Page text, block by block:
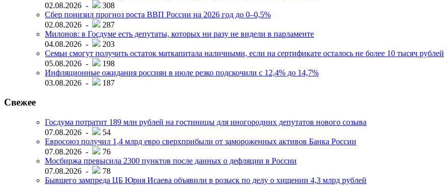
02.08.2026 -
308
Сбер понизил прогноз роста ВВП России на 2026 год до 0–0,5%
02.08.2026 -
287
Милонов: в Госдуме есть депутаты, которых ни разу не видели в парламенте
04.08.2026 -
203
Семьи смогут получить остаток маткапитала наличными, если на сертификате осталось не более 10 тысяч рублей
05.08.2026 -
198
Инфляционные ожидания россиян в июле резко подскочили с 12,4% до 14,7%
03.08.2026 -
187
Свежее
Госдума потратит 189 млн рублей на гостиницы для иногородних депутатов нового созыва
07.08.2026 -
54
Евросоюз получил 1,4 млрд евро сверхприбыли от замороженных активов Банка России
07.08.2026 -
76
Мосбиржа превысила 2300 пунктов после данных о дефляции в России
07.08.2026 -
78
Бывшего зампреда ЦБ Юрия Исаева объявили в розыск по делу о хищении 4,3 млрд рублей